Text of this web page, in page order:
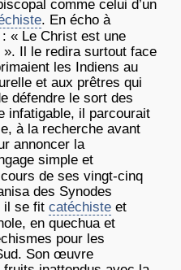
comme celui d’un
. En écho à
« Le Christ est une
Il le redira surtout face
les Indiens au
et aux prêtres qui
défendre le sort des
infatigable, il parcourait
à la recherche avant
annoncer la
simple et
de ses vingt-cinq
des Synodes
il se fit catéchiste et
en quechua et
pour les
Son œuvre